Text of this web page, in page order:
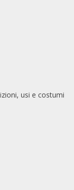
usi e costumi